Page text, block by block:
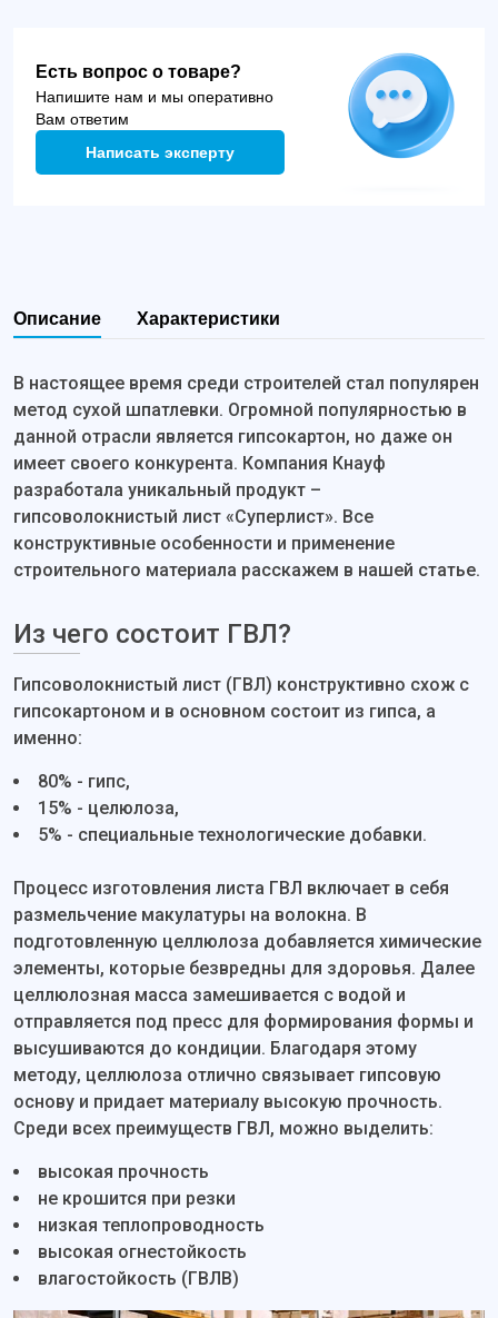
Есть вопрос о товаре?
Напишите нам и мы оперативно
Вам ответим
Написать эксперту
Описание Характеристики
В настоящее время среди строителей стал популярен
метод сухой шпатлевки. Огромной популярностью в
данной отрасли является гипсокартон, но даже он
имеет своего конкурента. Компания Кнауф
разработала уникальный продукт –
гипсоволокнистый лист «Суперлист». Все
конструктивные особенности и применение
строительного материала расскажем в нашей статье.
Из чего состоит ГВЛ?
Гипсоволокнистый лист (ГВЛ) конструктивно схож с
гипсокартоном и в основном состоит из гипса, а
именно:
80% - гипс,
15% - целюлоза,
5% - специальные технологические добавки.
Процесс изготовления листа ГВЛ включает в себя
размельчение макулатуры на волокна. В
подготовленную целлюлоза добавляется химические
элементы, которые безвредны для здоровья. Далее
целлюлозная масса замешивается с водой и
отправляется под пресс для формирования формы и
высушиваются до кондиции. Благодаря этому
методу, целлюлоза отлично связывает гипсовую
основу и придает материалу высокую прочность.
Среди всех преимуществ ГВЛ, можно выделить:
высокая прочность
не крошится при резки
низкая теплопроводность
высокая огнестойкость
влагостойкость (ГВЛВ)